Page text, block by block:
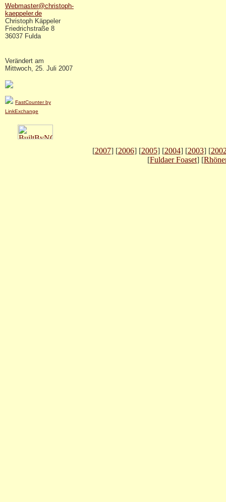
Webmaster@christoph-
kaeppeler.de
Christoph Käppeler
Friedrichstraße 8
36037 Fulda
Verändert am
Mittwoch, 25. Juli 2007
FastCounter by
LinkExchange
[2007] [2006] [2005] [2004] [2003] [
[Fuldaer Foaset] [